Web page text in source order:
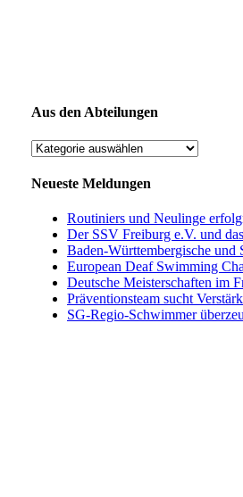
Aus den Abteilungen
Aus
Abteilungen
Neueste Meldungen
Routiniers und Neulinge
Der SSV Freiburg e.V. und
Baden-Württembergische und
European Deaf Swimming
Deutsche Meisterschaften im
Präventionsteam sucht
SG-Regio-Schwimmer